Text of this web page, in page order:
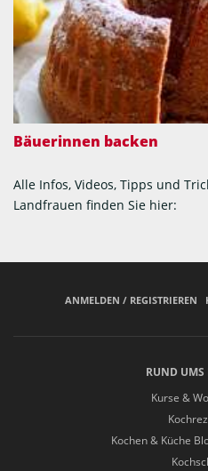
Bäuerinnen backen
Alle Infos, Videos, Tipps und
Landfrauen finden Sie hier:
ANMELDEN / REGISTRIEREN
RUND UMS
Kurse &
Kochen & Küche